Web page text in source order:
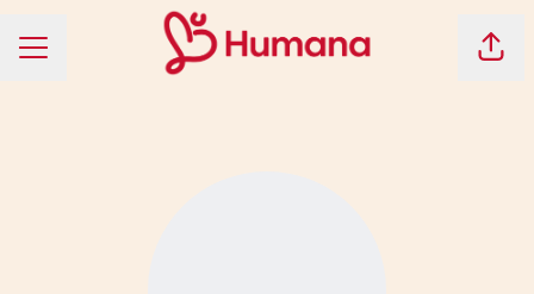
KARRIÄRMENY Dela